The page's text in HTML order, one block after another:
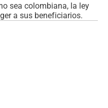
sea colombiana, la ley
a sus beneficiarios.